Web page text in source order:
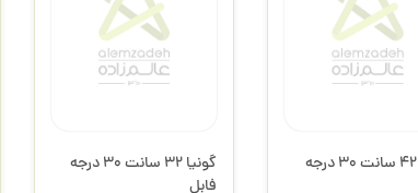
گونیا 42 سانت 30 درجه
گونیا 32 سانت 30 درجه
فابل